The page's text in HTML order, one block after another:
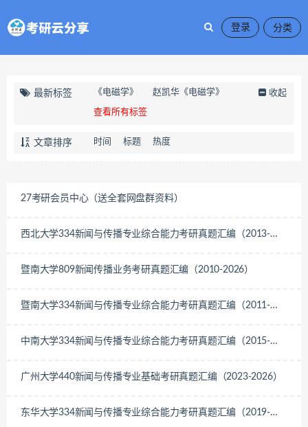
登录
最新标签 《电磁学》 赵凯华《电磁学》
查看所有标签
收起
文章排序 时间 标题 热度
27考研会员中心（送全套网盘群资料）
西北大学334新闻与传播专业综合能力考研真题汇编（2013-
暨南大学809新闻传播业务考研真题汇编（2010-2026）
暨南大学334新闻与传播专业综合能力考研真题汇编（2011-
中南大学334新闻与传播专业综合能力考研真题汇编（2015-
广州大学440新闻与传播专业基础考研真题汇编（2023-2026）
东华大学334新闻与传播专业综合能力考研真题汇编（2019-